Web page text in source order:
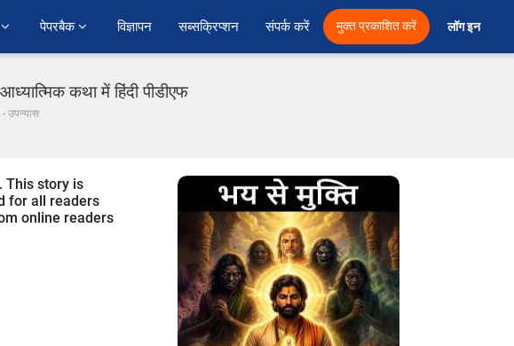
पेपरबैक विज्ञापन सब्सक्रिप्शन संपर्क करें मुक्त प्रकाशित करें लॉग इन
कथा में हिंदी पीडीएफ
उपन्यास
This story is
for all readers
online readers